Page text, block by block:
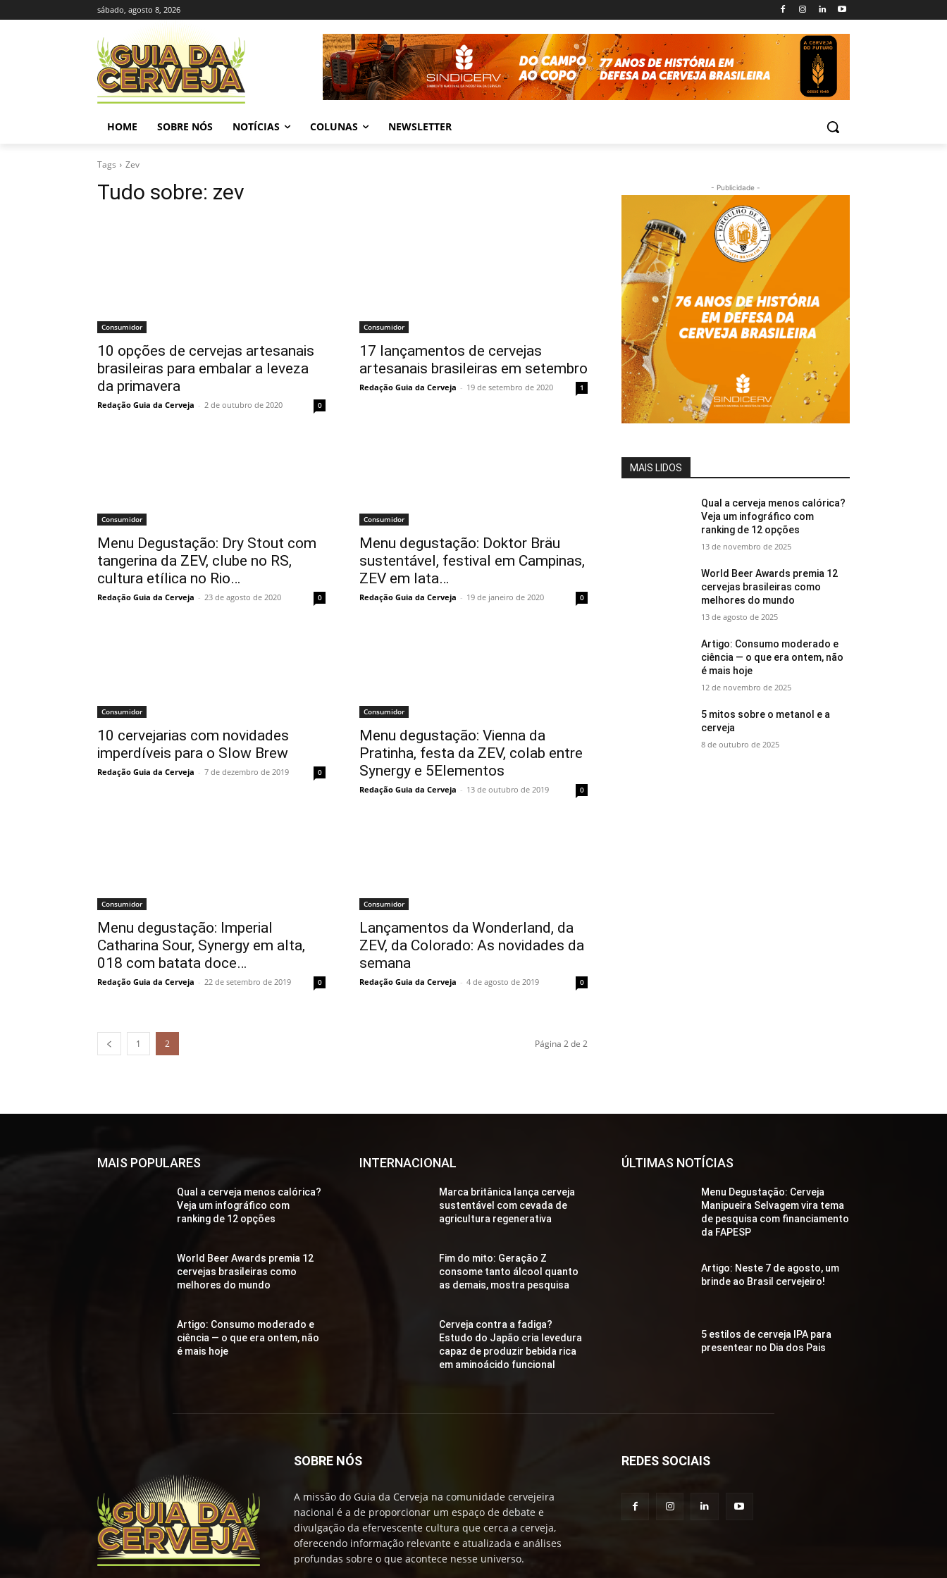
sábado, agosto 8, 2026
HOME SOBRE NÓS NOTÍCIAS COLUNAS NEWSLETTER
Tags Zev
Tudo sobre: zev
Consumidor
10 opções de cervejas artesanais
brasileiras para embalar a leveza
da primavera
Redação Guia da Cerveja - 2 de outubro de 2020 0
Consumidor
17 lançamentos de cervejas
artesanais brasileiras em setembro
Redação Guia da Cerveja - 19 de setembro de 2020 1
Consumidor
Menu Degustação: Dry Stout com
tangerina da ZEV, clube no RS,
cultura etílica no Rio…
Redação Guia da Cerveja - 23 de agosto de 2020 0
Consumidor
Menu degustação: Doktor Bräu
sustentável, festival em Campinas,
ZEV em lata…
Redação Guia da Cerveja - 19 de janeiro de 2020 0
Consumidor
10 cervejarias com novidades
imperdíveis para o Slow Brew
Redação Guia da Cerveja - 7 de dezembro de 2019 0
Consumidor
Menu degustação: Vienna da
Pratinha, festa da ZEV, colab entre
Synergy e 5Elementos
Redação Guia da Cerveja - 13 de outubro de 2019 0
Consumidor
Menu degustação: Imperial
Catharina Sour, Synergy em alta,
018 com batata doce…
Redação Guia da Cerveja - 22 de setembro de 2019 0
Consumidor
Lançamentos da Wonderland, da
ZEV, da Colorado: As novidades da
semana
Redação Guia da Cerveja - 4 de agosto de 2019 0
1 2 Página 2 de 2
- Publicidade -
MAIS LIDOS
Qual a cerveja menos calórica?
Veja um infográfico com
ranking de 12 opções
13 de novembro de 2025
World Beer Awards premia 12
cervejas brasileiras como
melhores do mundo
13 de agosto de 2025
Artigo: Consumo moderado e
ciência — o que era ontem, não
é mais hoje
12 de novembro de 2025
5 mitos sobre o metanol e a
cerveja
8 de outubro de 2025
MAIS POPULARES
Qual a cerveja menos calórica?
Veja um infográfico com
ranking de 12 opções
World Beer Awards premia 12
cervejas brasileiras como
melhores do mundo
Artigo: Consumo moderado e
ciência — o que era ontem, não
é mais hoje
INTERNACIONAL
Marca britânica lança cerveja
sustentável com cevada de
agricultura regenerativa
Fim do mito: Geração Z
consome tanto álcool quanto
as demais, mostra pesquisa
Cerveja contra a fadiga?
Estudo do Japão cria levedura
capaz de produzir bebida rica
em aminoácido funcional
ÚLTIMAS NOTÍCIAS
Menu Degustação: Cerveja
Manipueira Selvagem vira tema
de pesquisa com financiamento
da FAPESP
Artigo: Neste 7 de agosto, um
brinde ao Brasil cervejeiro!
5 estilos de cerveja IPA para
presentear no Dia dos Pais
SOBRE NÓS
A missão do Guia da Cerveja na comunidade cervejeira
nacional é a de proporcionar um espaço de debate e
divulgação da efervescente cultura que cerca a cerveja,
oferecendo informação relevante e atualizada e análises
profundas sobre o que acontece nesse universo.
REDES SOCIAIS